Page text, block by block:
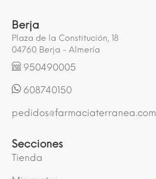
Berja
Plaza de la Constitución, 18
04760 Berja - Almería
950490005
608740150
pedidos@farmaciaterranea.com
Secciones
Tienda